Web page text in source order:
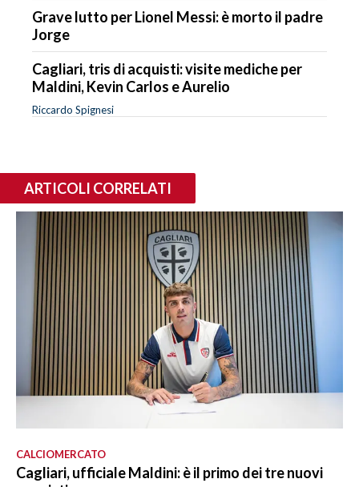
Grave lutto per Lionel Messi: è morto il padre
Jorge
Cagliari, tris di acquisti: visite mediche per
Maldini, Kevin Carlos e Aurelio
Riccardo Spignesi
ARTICOLI CORRELATI
CALCIOMERCATO
Cagliari, ufficiale Maldini: è il primo dei tre nuovi